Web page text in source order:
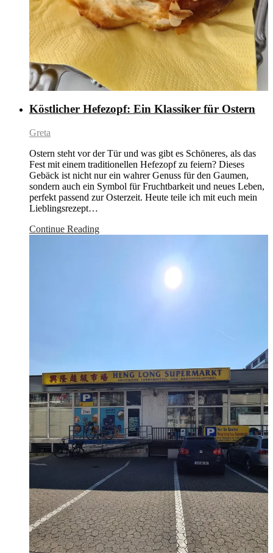
Köstlicher Hefezopf: Ein Klassiker für Ostern
Greta
Ostern steht vor der Tür und was gibt es Schöneres, als das
Fest mit einem traditionellen Hefezopf zu feiern? Dieses
Gebäck ist nicht nur ein wahrer Genuss für den Gaumen,
sondern auch ein Symbol für Fruchtbarkeit und neues Leben,
perfekt passend zur Osterzeit. Heute teile ich mit euch mein
Lieblingsrezept…
Continue Reading